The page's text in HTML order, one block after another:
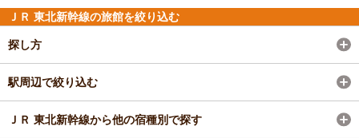
ＪＲ 東北新幹線の旅館を絞り込む
探し方
駅周辺で絞り込む
ＪＲ 東北新幹線から他の宿種別で探す